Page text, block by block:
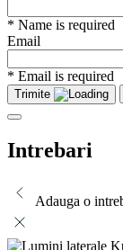
* Name is required
Email
* Email is required
Trimite
Intrebari
Adauga o